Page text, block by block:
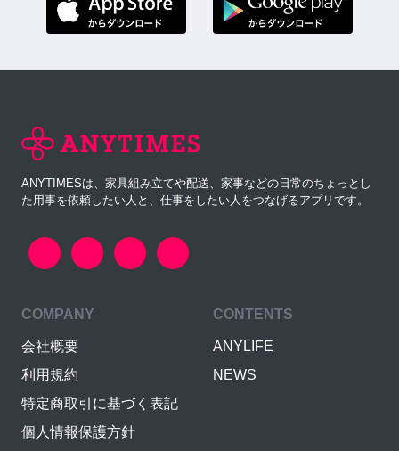
ANYTIMESは、家具組み立てや配送、家事などの日常のちょっとし
た用事を依頼したい人と、仕事をしたい人をつなげるアプリです。
COMPANY
会社概要
利用規約
特定商取引に基づく表記
個人情報保護方針
CONTENTS
ANYLIFE
NEWS